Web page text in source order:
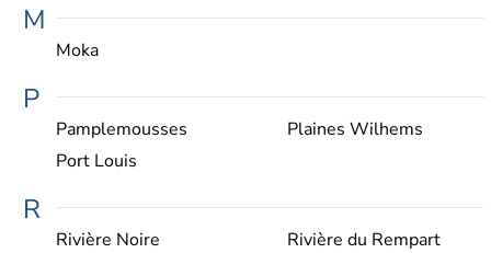
M
Moka
P
Pamplemousses
Plaines Wilhems
Port Louis
R
Rivière Noire Rivière du Rempart